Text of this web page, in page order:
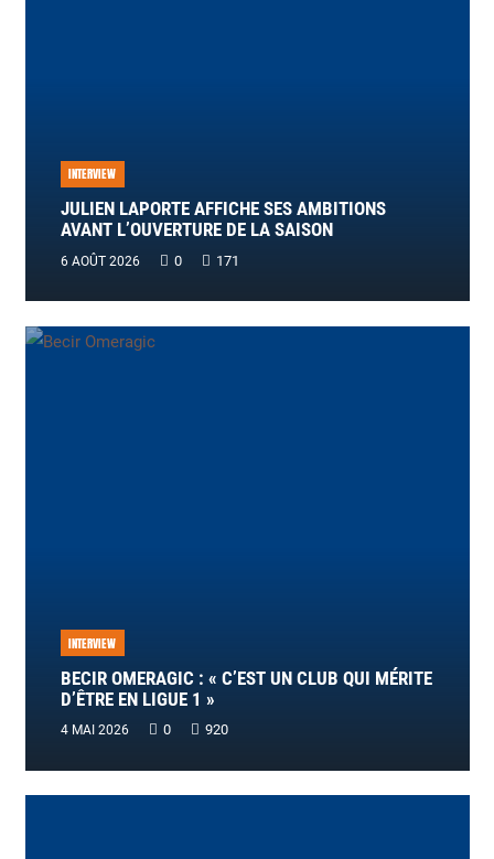
INTERVIEW
JULIEN LAPORTE AFFICHE SES AMBITIONS
AVANT L’OUVERTURE DE LA SAISON
6 AOÛT 2026 0 171
INTERVIEW
BECIR OMERAGIC : « C’EST UN CLUB QUI MÉRITE
D’ÊTRE EN LIGUE 1 »
4 MAI 2026 0 920